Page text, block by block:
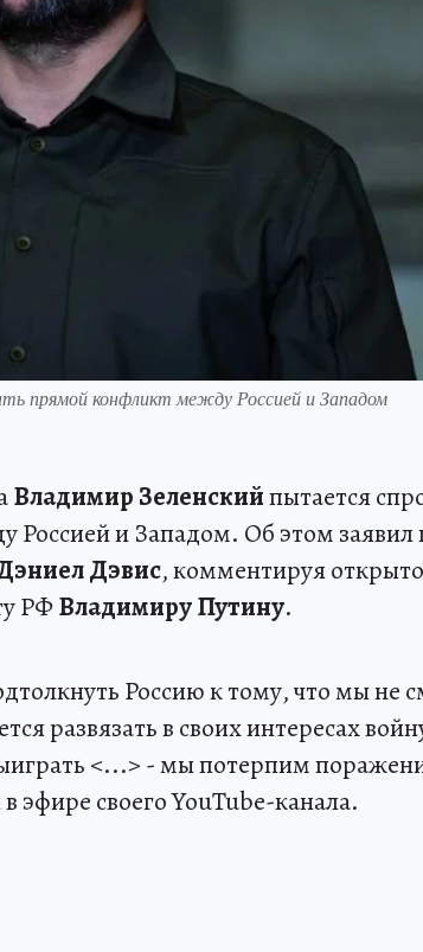
прямой конфликт между Россией и Западом
Владимир Зеленскийпытается
и Западом. Об этом заявил
Дэвис, комментируя
РФВладимиру Путину.
Россию к тому, что мы
развязать в своих интересах
<...> - мы потерпим
эфире своего YouTube-канала.